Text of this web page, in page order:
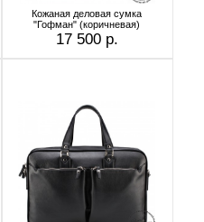
Кожаная деловая сумка
"Гофман" (коричневая)
17 500 р.